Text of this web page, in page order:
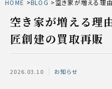
HOME BLOG 空き家が増える理
空き家が増える理
匠創建の買取再販
2026.03.10 お知らせ